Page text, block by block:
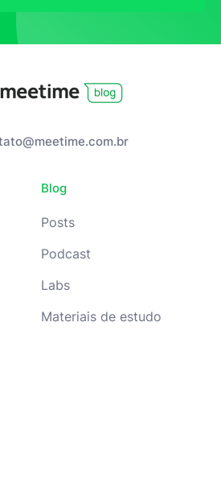
Blog
Posts
Podcast
Labs
Materiais de estudo